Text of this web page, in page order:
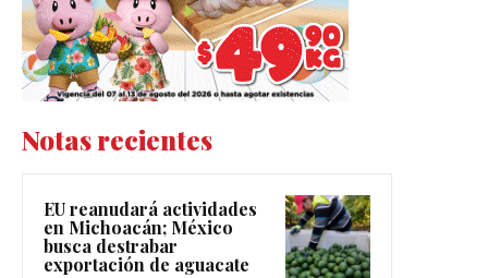
Notas recientes
EU reanudará actividades
en Michoacán; México
busca destrabar
exportación de aguacate